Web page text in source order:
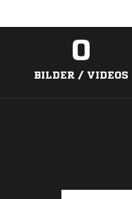
0
BILDER / VIDEOS